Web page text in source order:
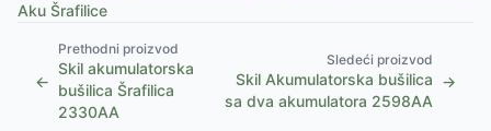
Aku Šrafilice
←
Prethodni proizvod
Skil akumulatorska
bušilica Šrafilica
2330AA
Sledeći proizvod
Skil Akumulatorska bušilica
sa dva akumulatora 2598AA
→